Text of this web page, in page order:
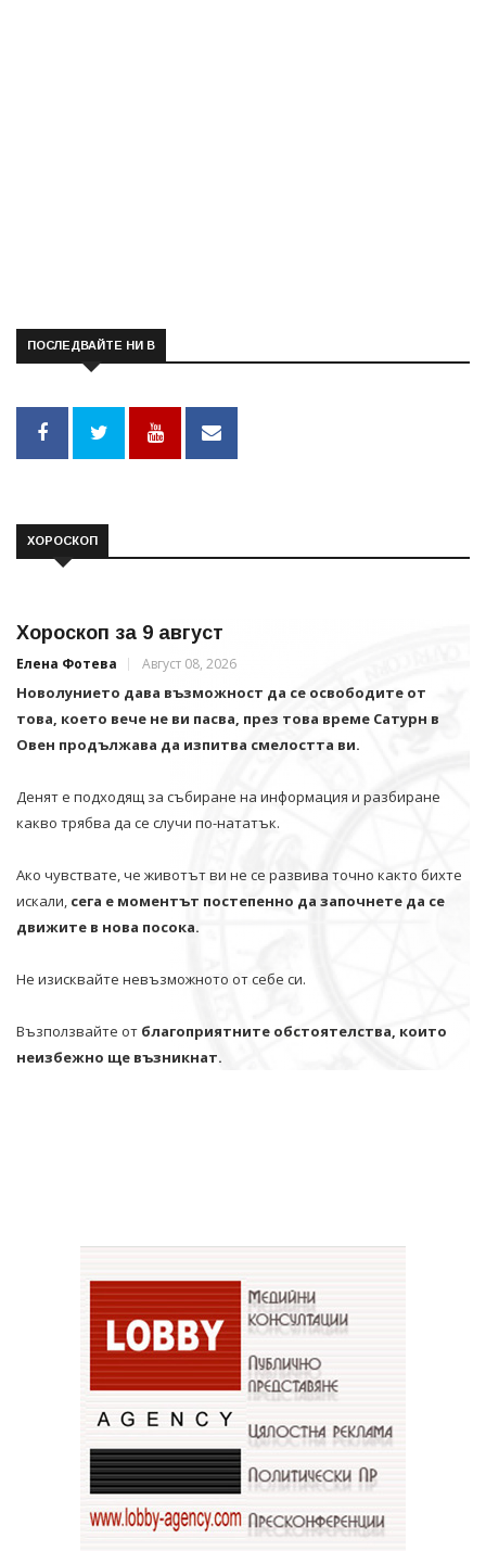
ПОСЛЕДВАЙТЕ НИ В
ХОРОСКОП
Хороскоп за 9 август
Елена Фотева Август 08, 2026
Новолунието дава възможност да се освободите от
това, което вече не ви пасва, през това време Сатурн в
Овен продължава да изпитва смелостта ви.
Денят е подходящ за събиране на информация и разбиране
какво трябва да се случи по-нататък.
Ако чувствате, че животът ви не се развива точно както бихте
искали, сега е моментът постепенно да започнете да се
движите в нова посока.
Не изисквайте невъзможното от себе си.
Възползвайте от благоприятните обстоятелства, които
неизбежно ще възникнат.